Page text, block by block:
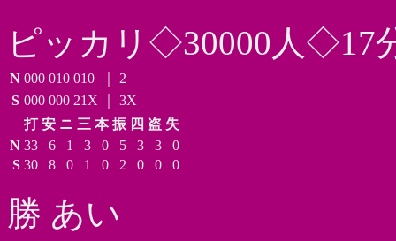
ピッカリ◇30000人◇17
N 000 010 010
2
S 000 000 21X
3X
打 安 ニ 三 本 振 四 盗 失
N 33 6 1 3 0 5 3 3
0
S 30 8 0 1 0 2 0 0 0
勝 あい